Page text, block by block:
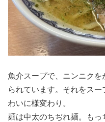
魚介スープで、ニンニクを
られています。それをス
わいに様変わり。
麺は中太のちぢれ麺。もっ